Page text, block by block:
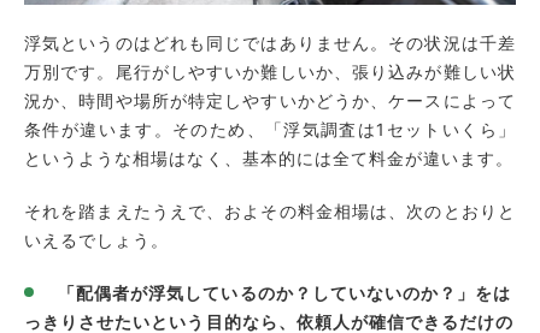
探偵に依頼をするのがおすすめ
浮気調査の費用を相手に請求できるケースも
浮気調査費用の請求が認められる条件
おかしいな？と思ったら気軽に相談
浮気調査の費用に関するご相談は「アルシュ探偵
事務所」へ
浮気というのはどれも同じではありません。その状況は千差
万別です。尾行がしやすいか難しいか、張り込みが難しい状
況か、時間や場所が特定しやすいかどうか、ケースによって
条件が違います。そのため、「浮気調査は1セットいくら」
というような相場はなく、基本的には全て料金が違います。
それを踏まえたうえで、およその料金相場は、次のとおりと
いえるでしょう。
「配偶者が浮気しているのか？していないのか？」をは
っきりさせたいという目的なら、依頼人が確信できるだけの